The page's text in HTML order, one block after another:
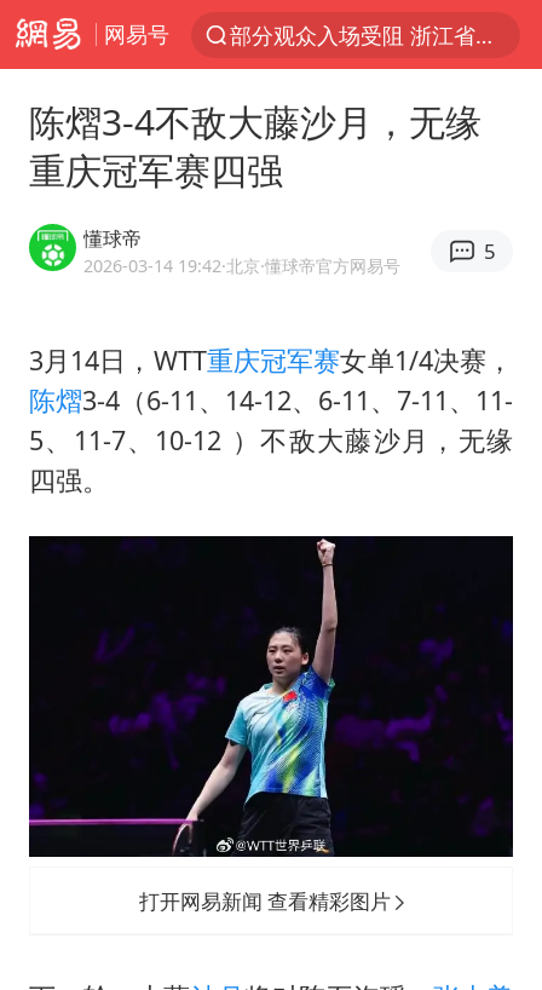
网易号
部分观众入场受阻 浙江省博物馆致歉
U17国足三战全胜
法国下周开始禁止未经同意的电话营销
巡查组提问 工作人员偷用手机查答案
看守所辅警收受10万获刑1年
国家气候中心：8月将有4轮高温过程，部分地区可达40℃～45℃
台风白海豚进入48小时警戒线
郑国霖回应去景区上班被保安拦下
深圳地面沉降致车辆损坏系谣言
奋进开新局 实干挑大梁
陈熠3-4不敌大藤沙月，无缘
重庆冠军赛四强
懂球帝
2026-03-14 19:42·北京·懂球帝官方网易号
5
3月14日，WTT重庆冠军赛女单1/4决赛，
陈熠3-4（6-11、14-12、6-11、7-11、11-
5、11-7、10-12 ​​​）不敌大藤沙月，无缘
四强。
打开网易新闻 查看精彩图片